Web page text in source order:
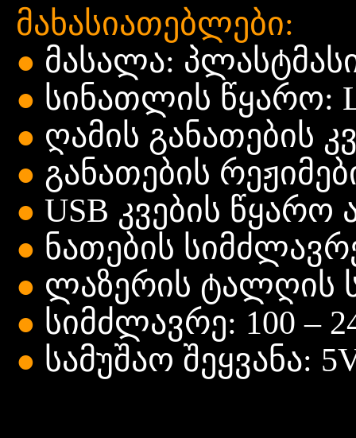
მახასიათებლები:
● მასალა:
● სინათლის წყარო:
● ღამის განათების
● განათების
● USB კვების წყარო
● ნათების
● ლაზერის ტალღის
● სიმძლავრე: 100 –
● სამუშაო შეყვანა: